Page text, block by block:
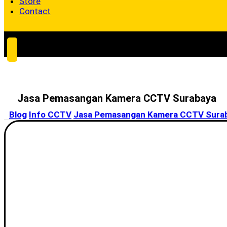
Contact
Jasa Pemasangan Kamera CCTV Surabaya
Blog Info CCTV Jasa Pemasangan Kamera CCTV